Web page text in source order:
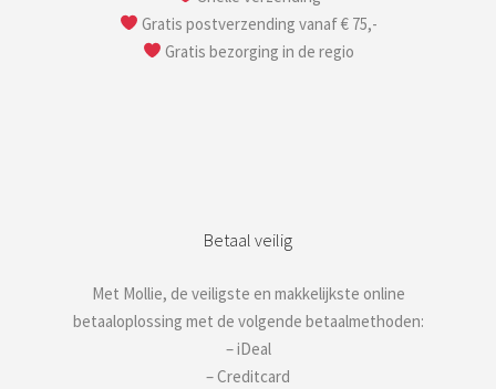
Gratis postverzending vanaf € 75,-
Gratis bezorging in de regio
Betaal veilig
Met Mollie, de veiligste en makkelijkste online
betaaloplossing met de volgende betaalmethoden:
– iDeal
– Creditcard